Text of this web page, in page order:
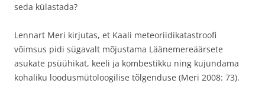
seda külastada?
Lennart Meri kirjutas, et Kaali meteoriidikatastroofi
võimsus pidi sügavalt mõjustama Läänemereäärsete
asukate psüühikat, keeli ja kombestikku ning kujundama
kohaliku loodusmütoloogilise tõlgenduse (Meri 2008: 73).